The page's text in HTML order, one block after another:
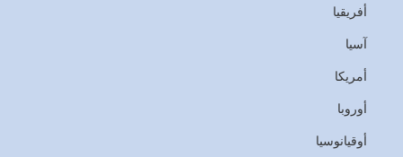
اتصلأفريقيا
آسيا
أمريكا
أوروبا
أوقيانوسيا